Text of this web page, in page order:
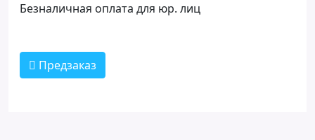
Безналичная оплата для юр. лиц
Предзаказ